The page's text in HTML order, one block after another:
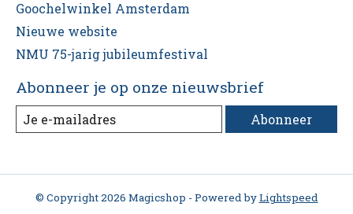
Goochelwinkel Amsterdam
Nieuwe website
NMU 75-jarig jubileumfestival
Abonneer je op onze nieuwsbrief
Abonneer
© Copyright 2026 Magicshop - Powered byLightspeed